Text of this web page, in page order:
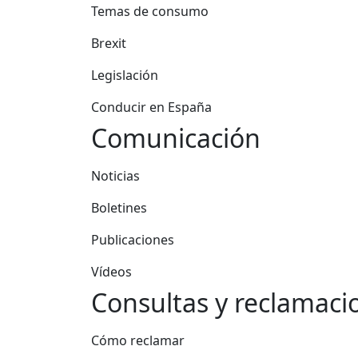
Temas de consumo
Brexit
Legislación
Conducir en España
Comunicación
Noticias
Boletines
Publicaciones
Vídeos
Consultas y
Cómo reclamar